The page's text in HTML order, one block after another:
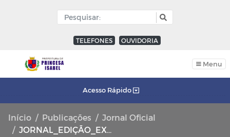
TELEFONES OUVIDORIA
Menu
Acesso Rápido
Início Publicações
Jornal Oficial
JORNAL_EDIÇÃO_EXTRA_05_05_2017_FL_01